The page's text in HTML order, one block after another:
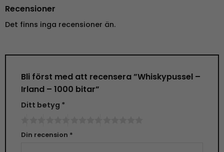
Recensioner
Det finns inga recensioner än.
Bli först med att recensera ”Whiskypussel –
Irland – 1000 bitar”
Ditt betyg *
Din recension *